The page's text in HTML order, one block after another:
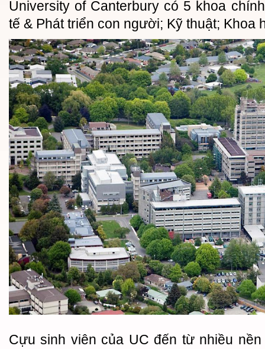
University of Canterbury có 5 khoa
tế & Phát triển con người; Kỹ thuật; Khoa
Cựu sinh viên của UC đến từ nhiều